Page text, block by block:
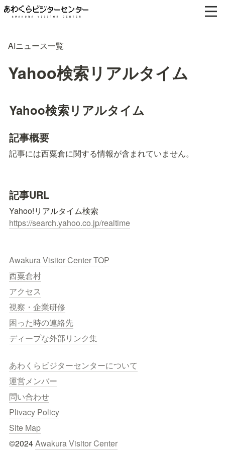
AIニュース一覧
Yahoo検索リアルタイム
Yahoo検索リアルタイム
記事概要
記事には西粟倉に関する情報が含まれていません。
記事URL
https://search.yahoo.co.jp/realtime
Awakura Visitor Center TOP
西粟倉村
アクセス
視察・企業研修
困った時の連絡先
ディープな外部リンク集
あわくらビジターセンターについて
運営メンバー
問い合わせ
Plivacy Policy
Site Map
©2024 Awakura Visitor Center